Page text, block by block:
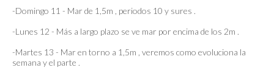
-Domingo 11 - Mar de 1,5m , periodos 10 y sures .
-Lunes 12 - Más a largo plazo se ve mar por encima de los 2m .
-Martes 13 - Mar en torno a 1,5m , veremos como evoluciona la
semana y el parte .